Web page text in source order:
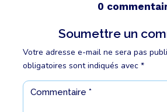
0
Soumettre un
Votre adresse e-mail ne sera pas
obligatoires sont indiqués avec *